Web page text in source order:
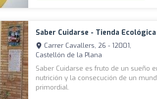
Saber Cuidarse - Tienda
Carrer Cavallers, 26 - 12001,
Castellón de la Plana
Saber Cuidarse es fruto de un sueño
nutrición y la consecución de un
primordial.